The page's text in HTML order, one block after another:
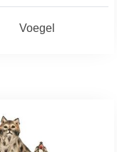
Voegel